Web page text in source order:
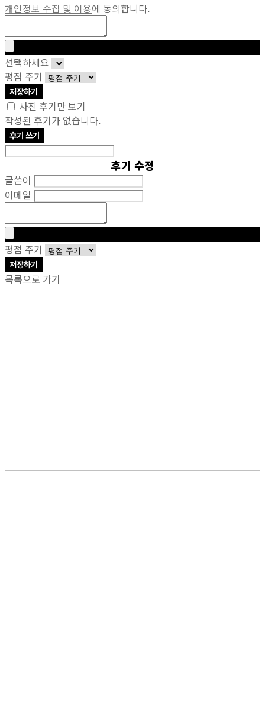
개인정보 수집 및 이용에 동의합니다.
선택하세요
평점 주기
저장하기
사진 후기만 보기
작성된 후기가 없습니다.
후기 쓰기
후기 수정
글쓴이
이메일
평점 주기
저장하기
목록으로 가기